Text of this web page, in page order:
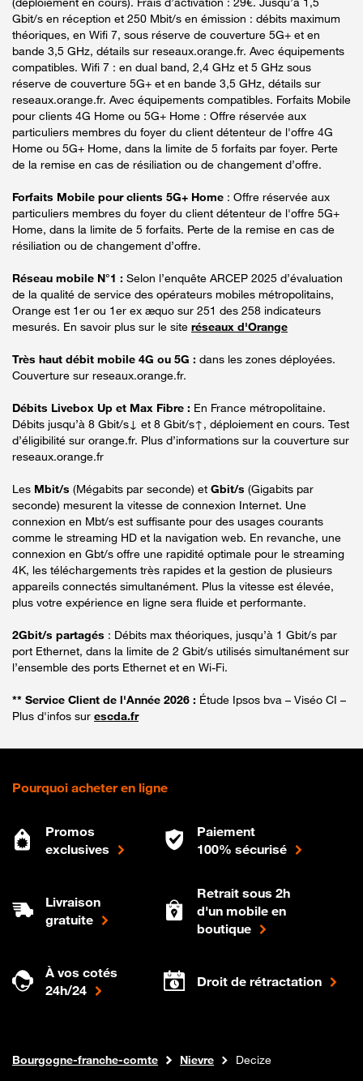
Gbit/s en réception et 250 Mbit/s en émission : débits maximum
théoriques, en Wifi 7, sous réserve de couverture 5G+ et en
bande 3,5 GHz, détails sur reseaux.orange.fr. Avec équipements
compatibles. Wifi 7 : en dual band, 2,4 GHz et 5 GHz sous
réserve de couverture 5G+ et en bande 3,5 GHz, détails sur
reseaux.orange.fr. Avec équipements compatibles. Forfaits Mobile
pour clients 4G Home ou 5G+ Home : Offre réservée aux
particuliers membres du foyer du client détenteur de l'offre 4G
Home ou 5G+ Home, dans la limite de 5 forfaits par foyer. Perte
de la remise en cas de résiliation ou de changement d’offre.
Forfaits Mobile pour clients 5G+ Home : Offre réservée aux
particuliers membres du foyer du client détenteur de l'offre 5G+
Home, dans la limite de 5 forfaits. Perte de la remise en cas de
résiliation ou de changement d’offre.
Réseau mobile N°1 : Selon l’enquête ARCEP 2025 d’évaluation
de la qualité de service des opérateurs mobiles métropolitains,
Orange est 1er ou 1er ex æquo sur 251 des 258 indicateurs
mesurés. En savoir plus sur le site réseaux d'Orange
Très haut débit mobile 4G ou 5G : dans les zones déployées.
Couverture sur reseaux.orange.fr.
Débits Livebox Up et Max Fibre : En France métropolitaine.
Débits jusqu’à 8 Gbit/s↓ et 8 Gbit/s↑, déploiement en cours. Test
d’éligibilité sur orange.fr. Plus d’informations sur la couverture sur
reseaux.orange.fr
Les Mbit/s (Mégabits par seconde) et Gbit/s (Gigabits par
seconde) mesurent la vitesse de connexion Internet. Une
connexion en Mbt/s est suffisante pour des usages courants
comme le streaming HD et la navigation web. En revanche, une
connexion en Gbt/s offre une rapidité optimale pour le streaming
4K, les téléchargements très rapides et la gestion de plusieurs
appareils connectés simultanément. Plus la vitesse est élevée,
plus votre expérience en ligne sera fluide et performante.
2Gbit/s partagés : Débits max théoriques, jusqu’à 1 Gbit/s par
port Ethernet, dans la limite de 2 Gbit/s utilisés simultanément sur
l’ensemble des ports Ethernet et en Wi-Fi.
** Service Client de l'Année 2026 : Étude Ipsos bva – Viséo CI –
Plus d'infos sur escda.fr
Pourquoi acheter en ligne
Promos
exclusives
Paiement
100% sécurisé
Livraison
gratuite
Retrait sous 2h
d'un mobile en
boutique
À vos cotés
24h/24
Droit de rétractation
Boutique Orange
Internet fibre
Bourgogne-franche-comte Nievre Decize